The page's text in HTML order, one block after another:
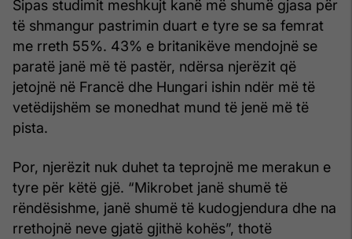
Sipas studimit meshkujt kanë më shumë gjasa për
të shmangur pastrimin duart e tyre se sa femrat
me rreth 55%. 43% e britanikëve mendojnë se
paratë janë më të pastër, ndërsa njerëzit që
jetojnë në Francë dhe Hungari ishin ndër më të
vetëdijshëm se monedhat mund të jenë më të
pista.
Por, njerëzit nuk duhet ta teprojnë me merakun e
tyre për këtë gjë. “Mikrobet janë shumë të
rëndësishme, janë shumë të kudogjendura dhe na
rrethojnë neve gjatë gjithë kohës”, thotë